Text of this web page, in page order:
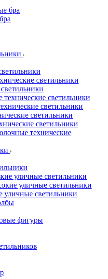
бра
светильники
светильники
светильники
светильники
светильники
технические
уличные светильники
уличные светильники
уличные светильники
фигуры